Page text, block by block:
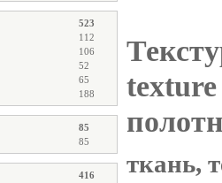
523
112
106
52
65
188
85
85
416
ткань,